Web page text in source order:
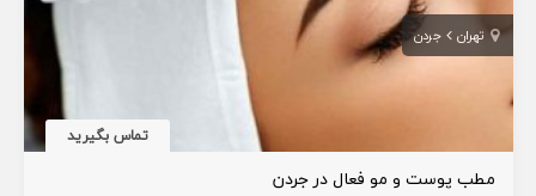
تهران جردن
تماس بگیرید
مطب پوست و مو فعال در جردن